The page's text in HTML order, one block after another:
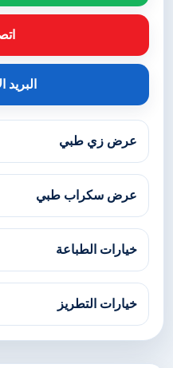
البريد
عرض زي طبي
عرض سكراب طبي
خيارات الطباعة
خيارات التطريز